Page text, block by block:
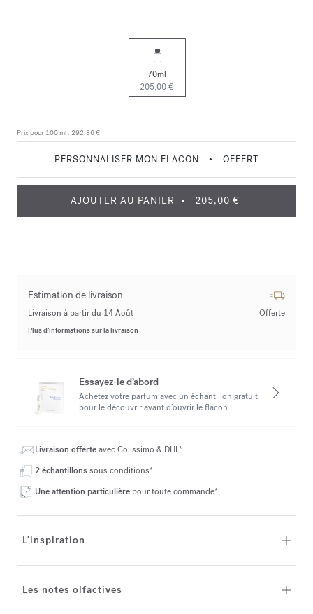
70ml
205,00 €
Prix pour 100 ml : 292,86 €
PERSONNALISER MON FLACON • OFFERT
AJOUTER AU PANIER 205,00 €
Estimation de livraison
Livraison à partir du 14 Août Offerte
Plus d’informations sur la livraison
Essayez-le d’abord
Achetez votre parfum avec un échantillon gratuit
pour le découvrir avant d’ouvrir le flacon.
Livraison offerteavec Colissimo & DHL*
2 échantillonssous conditions*
Une attention particulière pour toute commande*
L'inspiration
Les notes olfactives